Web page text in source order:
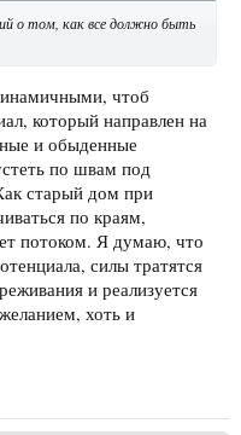
о том, как все должно быть
чтоб
который направлен на
и обыденные
по швам под
старый дом при
по краям,
потоком. Я думаю, что
силы тратятся
и реализуется
хоть и